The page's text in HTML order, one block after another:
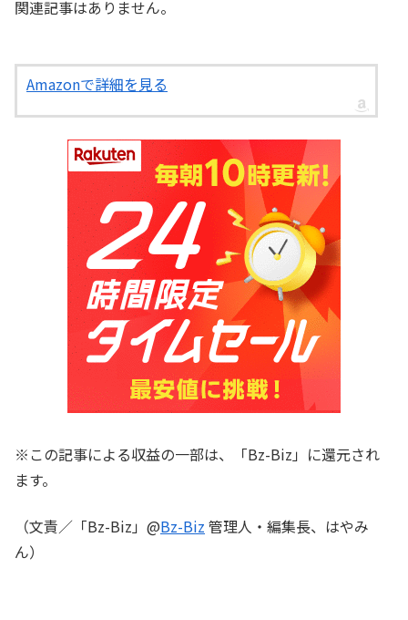
関連記事はありません。
Amazonで詳細を見る
※この記事による収益の一部は、「Bz-Biz」に還元され
ます。
（文責／「Bz-Biz」@Bz-Biz 管理人・編集長、はやみ
ん）